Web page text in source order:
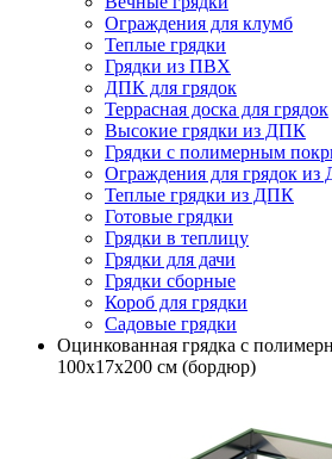
Ограждения для клумб
Теплые грядки
Грядки из ПВХ
ДПК для грядок
Террасная доска для грядок
Высокие грядки из ДПК
Грядки с полимерным
Ограждения для грядок
Теплые грядки из ДПК
Готовые грядки
Грядки в теплицу
Грядки для дачи
Грядки сборные
Короб для грядки
Садовые грядки
Оцинкованная грядка с
100х17х200 см (бордюр)